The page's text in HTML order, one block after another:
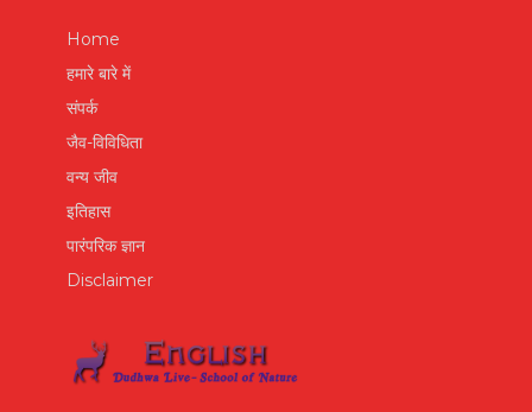
Home
हमारे बारे में
संपर्क
जैव-विविधिता
वन्य जीव
इतिहास
पारंपरिक ज्ञान
Disclaimer